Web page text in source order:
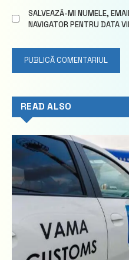
SALVEAZĂ-MI NUMELE,
NAVIGATOR PENTRU DATA
READ ALSO